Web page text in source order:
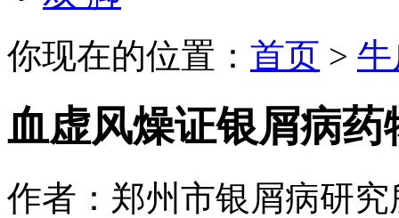
你现在的位置： 首页 >
血虚风燥证银屑病药
作者：郑州市银屑病研究